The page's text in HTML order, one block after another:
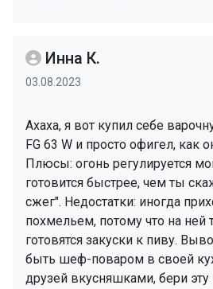
Инна К.
03.08.2023
Ахаха, я вот купил себе
FG 63 W и просто офигел, как
Плюсы: огонь регулируется
готовится быстрее, чем ты
сжег". Недостатки: иногда
похмельем, потому что на ней
готовятся закуски к пиву.
быть шеф-поваром в своей
друзей вкусняшками, бери